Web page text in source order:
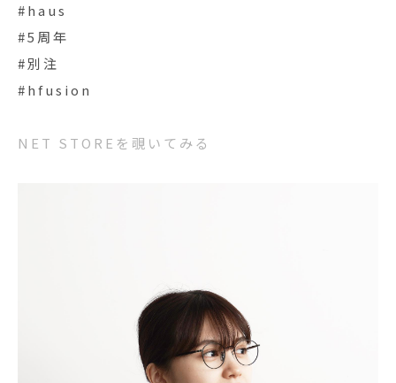
#haus
#5周年
#別注
#hfusion
NET STOREを覗いてみる